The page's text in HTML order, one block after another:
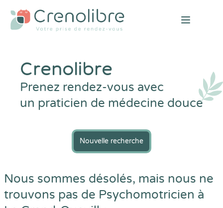
Open
Crenolibre
Prenez rendez-vous avec
un praticien de médecine douce
Nouvelle recherche
Nous sommes désolés, mais nous ne
trouvons pas de Psychomotricien à